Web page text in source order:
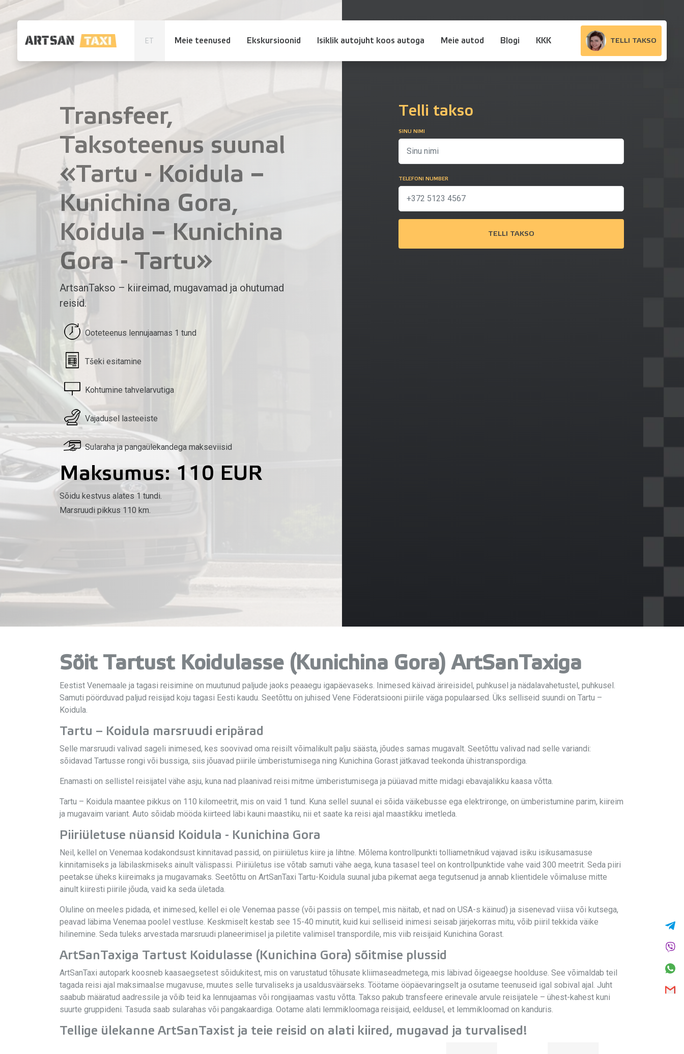
ET Meie teenused Ekskursioonid Isiklik autojuht koos autoga Meie autod Blogi KKK TELLI TAKSO
Transfeer,
Taksoteenus suunal
«Tartu - Koidula –
Kunichina Gora,
Koidula – Kunichina
Gora - Tartu»
ArtsanTakso – kiireimad, mugavamad ja ohutumad
reisid.
Ooteteenus lennujaamas 1 tund
Tšeki esitamine
Kohtumine tahvelarvutiga
Vajadusel lasteeiste
Sularaha ja pangaülekandega makseviisid
Maksumus: 110 EUR
Sõidu kestvus alates 1 tundi.
Marsruudi pikkus 110 km.
Telli takso
SINU NIMI
TELEFONI NUMBER
TELLI TAKSO
Sõit Tartust Koidulasse (Kunichina Gora) ArtSanTaxiga
Eestist Venemaale ja tagasi reisimine on muutunud paljude jaoks peaaegu igapäevaseks. Inimesed käivad ärireisidel, puhkusel ja nädalavahetustel, puhkusel.
Samuti pöörduvad paljud reisijad koju tagasi Eesti kaudu. Seetõttu on juhised Vene Föderatsiooni piirile väga populaarsed. Üks selliseid suundi on Tartu –
Koidula.
Tartu – Koidula marsruudi eripärad
Selle marsruudi valivad sageli inimesed, kes soovivad oma reisilt võimalikult palju säästa, jõudes samas mugavalt. Seetõttu valivad nad selle variandi:
sõidavad Tartusse rongi või bussiga, siis jõuavad piirile ümberistumisega ning Kunichina Gorast jätkavad teekonda ühistranspordiga.
Enamasti on sellistel reisijatel vähe asju, kuna nad plaanivad reisi mitme ümberistumisega ja püüavad mitte midagi ebavajalikku kaasa võtta.
Tartu – Koidula maantee pikkus on 110 kilomeetrit, mis on vaid 1 tund. Kuna sellel suunal ei sõida väikebusse ega elektrironge, on ümberistumine parim, kiireim
ja mugavaim variant. Auto sõidab mööda kiirteed läbi kauni maastiku, nii et saate ka reisi ajal maastikku imetleda.
Piiriületuse nüansid Koidula - Kunichina Gora
Neil, kellel on Venemaa kodakondsust kinnitavad passid, on piiriületus kiire ja lihtne. Mõlema kontrollpunkti tolliametnikud vajavad isiku isikusamasuse
kinnitamiseks ja läbilaskmiseks ainult välispassi. Piiriületus ise võtab samuti vähe aega, kuna tasasel teel on kontrollpunktide vahe vaid 300 meetrit. Seda piiri
peetakse üheks kiireimaks ja mugavamaks. Seetõttu on ArtSanTaxi Tartu-Koidula suunal juba pikemat aega tegutsenud ja annab klientidele võimaluse mitte
ainult kiiresti piirile jõuda, vaid ka seda ületada.
Oluline on meeles pidada, et inimesed, kellel ei ole Venemaa passe (või passis on tempel, mis näitab, et nad on USA-s käinud) ja sisenevad viisa või kutsega,
peavad läbima Venemaa poolel vestluse. Keskmiselt kestab see 15-40 minutit, kuid kui selliseid inimesi seisab järjekorras mitu, võib piiril tekkida väike
hilinemine. Seda tuleks arvestada marsruudi planeerimisel ja piletite valimisel transpordile, mis viib reisijaid Kunichina Gorast.
ArtSanTaxiga Tartust Koidulasse (Kunichina Gora) sõitmise plussid
ArtSanTaxi autopark koosneb kaasaegsetest sõidukitest, mis on varustatud tõhusate kliimaseadmetega, mis läbivad õigeaegse hoolduse. See võimaldab teil
tagada reisi ajal maksimaalse mugavuse, muutes selle turvaliseks ja usaldusväärseks. Töötame ööpäevaringselt ja osutame teenuseid igal sobival ajal. Juht
saabub määratud aadressile ja võib teid ka lennujaamas või rongijaamas vastu võtta. Takso pakub transfeere erinevale arvule reisijatele – ühest-kahest kuni
suurte gruppideni. Tasuda saab sularahas või pangakaardiga. Ootame alati lemmikloomaga reisijaid, eeldusel, et lemmikloomad on kanduris.
Tellige ülekanne ArtSanTaxist ja teie reisid on alati kiired, mugavad ja turvalised!